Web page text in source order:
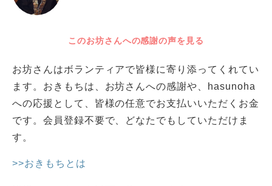
このお坊さんへの感謝の声を見る
お坊さんはボランティアで皆様に寄り添ってくれてい
ます。おきもちは、お坊さんへの感謝や、hasunoha
への応援として、皆様の任意でお支払いいただくお金
です。会員登録不要で、どなたでもしていただけま
す。
>>おきもちとは